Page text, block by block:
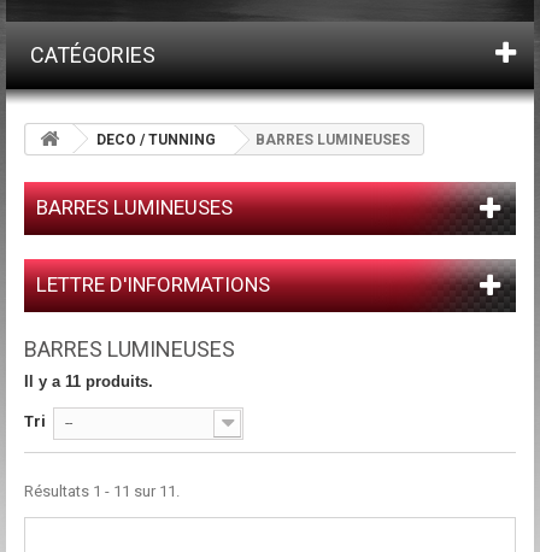
CATÉGORIES
DECO / TUNNING BARRES LUMINEUSES
BARRES LUMINEUSES
LETTRE D'INFORMATIONS
BARRES LUMINEUSES
Il y a 11 produits.
Tri --
Résultats 1 - 11 sur 11.